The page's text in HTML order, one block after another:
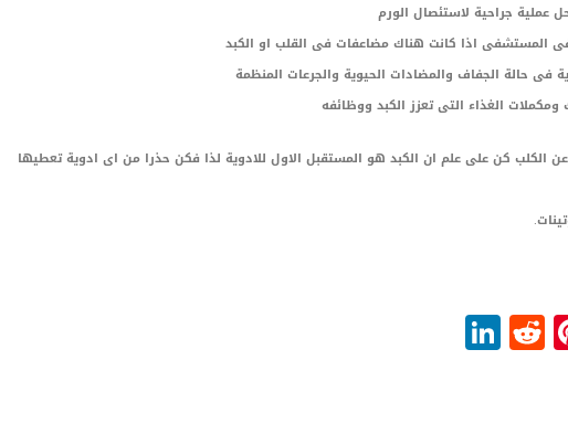
عملية جراحية لاستئصال الورم
المستشفى اذا كانت هناك مضاعفات فى القلب او الكبد
فى حالة الجفاف والمضادات الحيوية والجرعات المنظمة
ومكملات الغذاء التى تعزز الكبد ووظائفه
الكلب كن على علم ان الكبد هو المستقبل الاول للادوية لذا فكن حذرا من اى ادوية تعطيها
Pinterest
Reddit